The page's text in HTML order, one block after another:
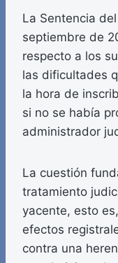
La Sentencia
septiembre de
respecto a los
las dificultades
la hora de
si no se había
administrador
La cuestión
tratamiento
yacente, esto
efectos
contra una